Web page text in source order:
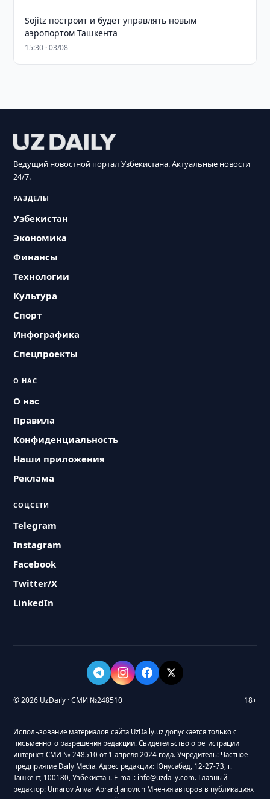
Sojitz построит и будет управлять новым
аэропортом Ташкента
15:30 · 03/08
Ведущий новостной портал Узбекистана. Актуальные новости
24/7.
РАЗДЕЛЫ
Узбекистан
Экономика
Финансы
Технологии
Культура
Спорт
Инфографика
Спецпроекты
О НАС
О нас
Правила
Конфиденциальность
Наши приложения
Реклама
СОЦСЕТИ
Telegram
Instagram
Facebook
Twitter/X
LinkedIn
© 2026 UzDaily · СМИ №248510 18+
Использование материалов сайта UzDaily.uz допускается только с
письменного разрешения редакции. Свидетельство о регистрации
интернет-СМИ № 248510 от 1 апреля 2024 года. Учредитель: Частное
предприятие Daily Media. Адрес редакции: Юнусабад, 12-27-73, г.
Ташкент, 100180, Узбекистан. E-mail: info@uzdaily.com. Главный
редактор: Umarov Anvar Abrardjanovich Мнения авторов в публикациях